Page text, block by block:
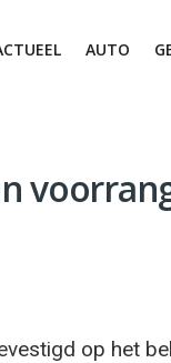
AUTO
op het